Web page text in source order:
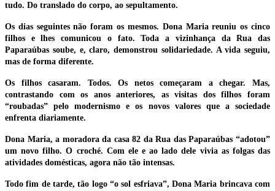
tudo. Do translado do corpo, ao sepultamento.
Os dias seguintes não foram os mesmos. Dona Maria reuniu os cinco
filhos e lhes comunicou o fato. Toda a vizinhança da Rua das
Paparaúbas soube, e, claro, demonstrou solidariedade. A vida seguiu,
mas de forma diferente.
Os filhos casaram. Todos. Os netos começaram a chegar. Mas,
contrastando com os anos anteriores, as visitas dos filhos foram
“roubadas” pelo modernismo e os novos valores que a sociedade
enfrenta diariamente.
Dona Maria, a moradora da casa 82 da Rua das Paparaúbas “adotou”
um novo filho. O croché. Com ele e ao lado dele vivia as folgas das
atividades domésticas, agora não tão intensas.
Todo fim de tarde, tão logo “o sol esfriava”, Dona Maria brincava com